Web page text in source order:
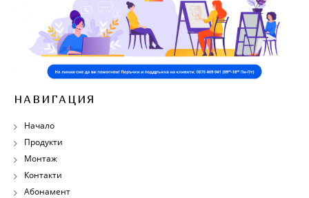
НАВИГАЦИЯ
Начало
Продукти
Монтаж
Контакти
Абонамент